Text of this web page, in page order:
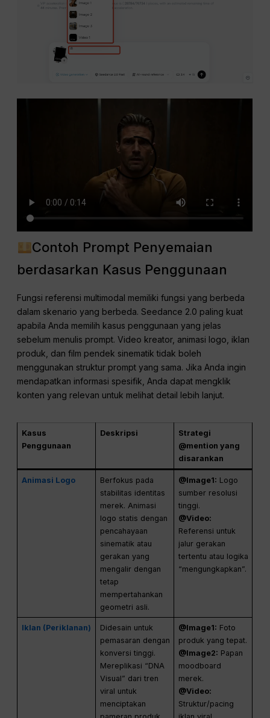
Contoh Prompt Penyemaian
berdasarkan Kasus Penggunaan
Fungsi referensi multimodal memiliki fungsi yang berbeda
dalam skenario yang berbeda. Seedance 2.0 paling kuat
apabila Anda memilih kasus penggunaan yang jelas
sebelum menulis prompt. Video kreator, animasi logo, iklan
produk, dan film pendek sinematik tidak boleh
menggunakan struktur prompt yang sama. Jika Anda ingin
mendapatkan informasi spesifik, Anda dapat mengklik
konten yang relevan untuk melihat detail lebih lanjut.
Kasus
Penggunaan
Deskripsi
Strategi
@mention yang
disarankan
Animasi Logo
Berfokus pada
stabilitas identitas
merek. Animasi
logo statis dengan
pencahayaan
sinematik atau
gerakan yang
mengalir dengan
tetap
mempertahankan
geometri asli.
@Image1: Logo
sumber resolusi
tinggi.
@Video:
Referensi untuk
jalur gerakan
tertentu atau logika
“mengungkapkan”.
Iklan (Periklanan)
Didesain untuk
pemasaran dengan
konversi tinggi.
Mereplikasi “DNA
Visual” dari tren
viral untuk
menciptakan
@Image1: Foto
produk yang tepat.
@Image2: Papan
moodboard
merek.
@Video:
Struktur/pacing